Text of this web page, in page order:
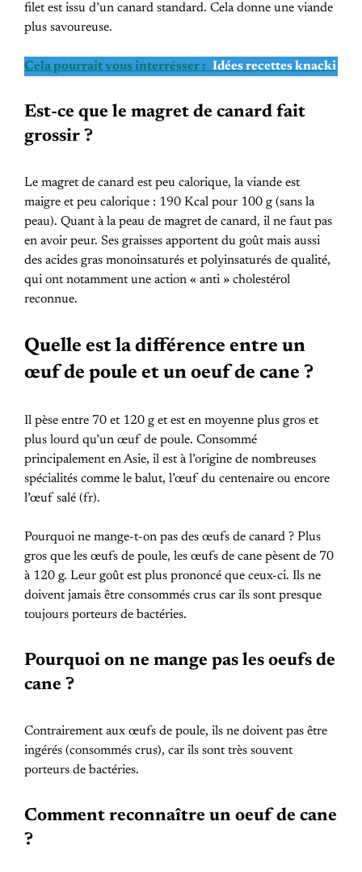
filet est issu d’un canard standard. Cela donne une viande
plus savoureuse.
Cela pourrait vous interrésser : Idées recettes knacki
Est-ce que le magret de canard fait
grossir ?
Le magret de canard est peu calorique, la viande est
maigre et peu calorique : 190 Kcal pour 100 g (sans la
peau). Quant à la peau de magret de canard, il ne faut pas
en avoir peur. Ses graisses apportent du goût mais aussi
des acides gras monoinsaturés et polyinsaturés de qualité,
qui ont notamment une action « anti » cholestérol
reconnue.
Quelle est la différence entre un
œuf de poule et un oeuf de cane ?
Il pèse entre 70 et 120 g et est en moyenne plus gros et
plus lourd qu’un œuf de poule. Consommé
principalement en Asie, il est à l’origine de nombreuses
spécialités comme le balut, l’œuf du centenaire ou encore
l’œuf salé (fr).
Pourquoi ne mange-t-on pas des œufs de canard ? Plus
gros que les œufs de poule, les œufs de cane pèsent de 70
à 120 g. Leur goût est plus prononcé que ceux-ci. Ils ne
doivent jamais être consommés crus car ils sont presque
toujours porteurs de bactéries.
Pourquoi on ne mange pas les oeufs de
cane ?
Contrairement aux œufs de poule, ils ne doivent pas être
ingérés (consommés crus), car ils sont très souvent
porteurs de bactéries.
Comment reconnaître un oeuf de cane
?